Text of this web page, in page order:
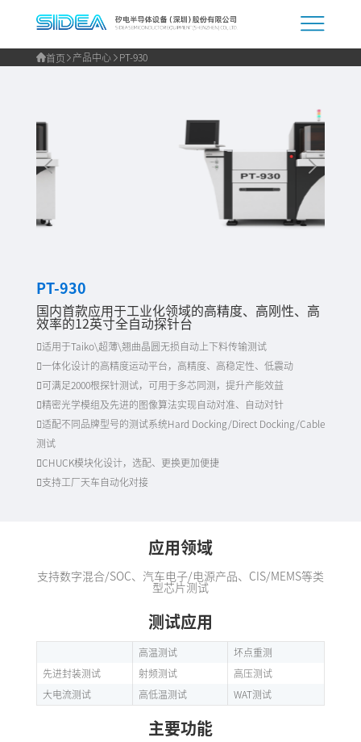
首页 产品中心 PT-930
PT-930
国内首款应用于工业化领域的高精度、高刚性、高
效率的12英寸全自动探针台
适用于Taiko\超薄\翘曲晶圆无损自动上下料传输测试
一体化设计的高精度运动平台，高精度、高稳定性、低震动
可满足2000根探针测试，可用于多芯同测，提升产能效益
精密光学模组及先进的图像算法实现自动对准、自动对针
适配不同品牌型号的测试系统Hard Docking/Direct Docking/Cable
测试
CHUCK模块化设计，选配、更换更加便捷
支持工厂天车自动化对接
应用领域
支持数字混合/SOC、汽车电子/电源产品、CIS/MEMS等类
型芯片测试
测试应用
高温测试
坏点重测
先进封装测试
射频测试
高压测试
大电流测试
高低温测试 WAT测试
主要功能